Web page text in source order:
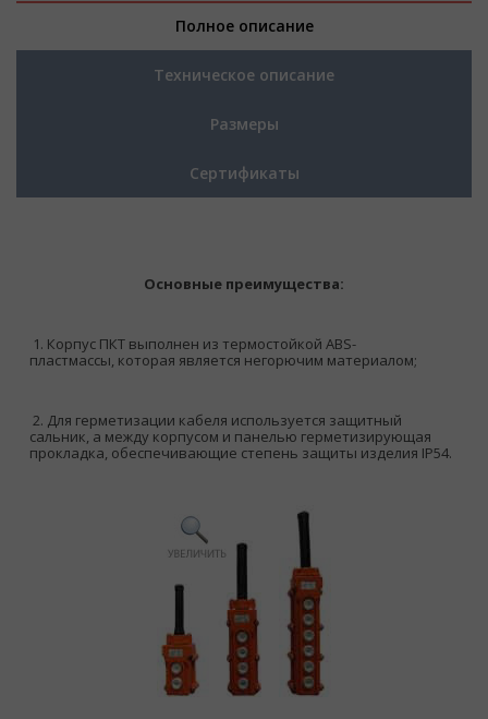
Полное описание
Техническое описание
Размеры
Сертификаты
Основные преимущества:
1. Корпус ПКТ выполнен из термостойкой ABS-
пластмассы, которая является негорючим материалом;
2. Для герметизации кабеля используется защитный
сальник, а между корпусом и панелью герметизирующая
прокладка, обеспечивающие степень защиты изделия IP54.